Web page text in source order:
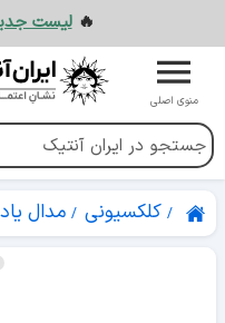
🔥لیست جدید
منوی اصلی
کلکسیونی مدال